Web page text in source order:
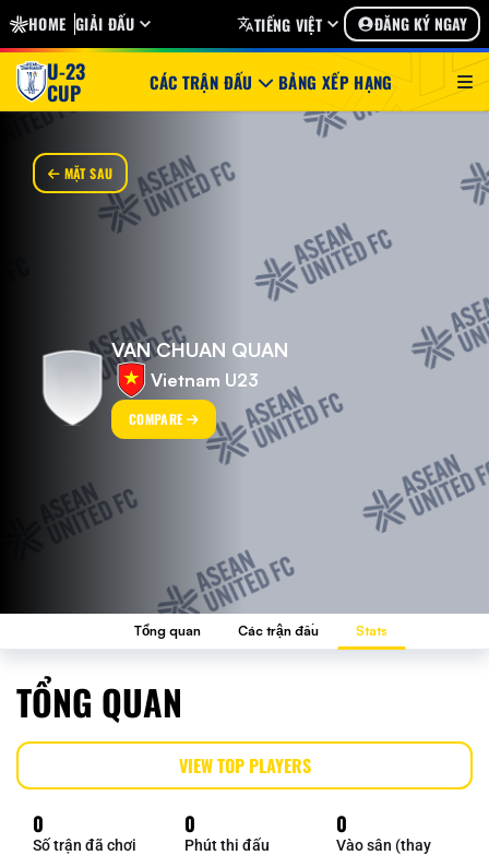
HOME GIẢI ĐẤU TIẾNG VIỆT ĐĂNG KÝ NGAY
U-23
CUP CÁC TRẬN ĐẤU BẢNG XẾP HẠNG
MẶT SAU
VAN CHUAN QUAN
Vietnam U23
COMPARE
Tổng quan Các trận đấu Stats
TỔNG QUAN
VIEW TOP PLAYERS
0
Số trận đã chơi
0
Phút thi đấu
0
Vào sân (thay